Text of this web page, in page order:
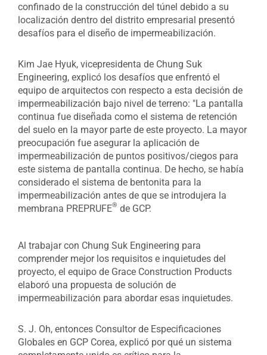
confinado de la construcción del túnel debido a su
localización dentro del distrito empresarial presentó
desafíos para el diseño de impermeabilización.
Kim Jae Hyuk, vicepresidenta de Chung Suk
Engineering, explicó los desafíos que enfrentó el
equipo de arquitectos con respecto a esta decisión de
impermeabilización bajo nivel de terreno: "La pantalla
continua fue diseñada como el sistema de retención
del suelo en la mayor parte de este proyecto. La mayor
preocupación fue asegurar la aplicación de
impermeabilización de puntos positivos/ciegos para
este sistema de pantalla continua. De hecho, se había
considerado el sistema de bentonita para la
impermeabilización antes de que se introdujera la
membrana PREPRUFE® de GCP.
Al trabajar con Chung Suk Engineering para
comprender mejor los requisitos e inquietudes del
proyecto, el equipo de Grace Construction Products
elaboró una propuesta de solución de
impermeabilización para abordar esas inquietudes.
S. J. Oh, entonces Consultor de Especificaciones
Globales en GCP Corea, explicó por qué un sistema